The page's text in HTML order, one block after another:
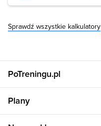
Sprawdź wszystkie kalkulatory
PoTreningu.pl
Polityka prywatności
Regulamin
Plany